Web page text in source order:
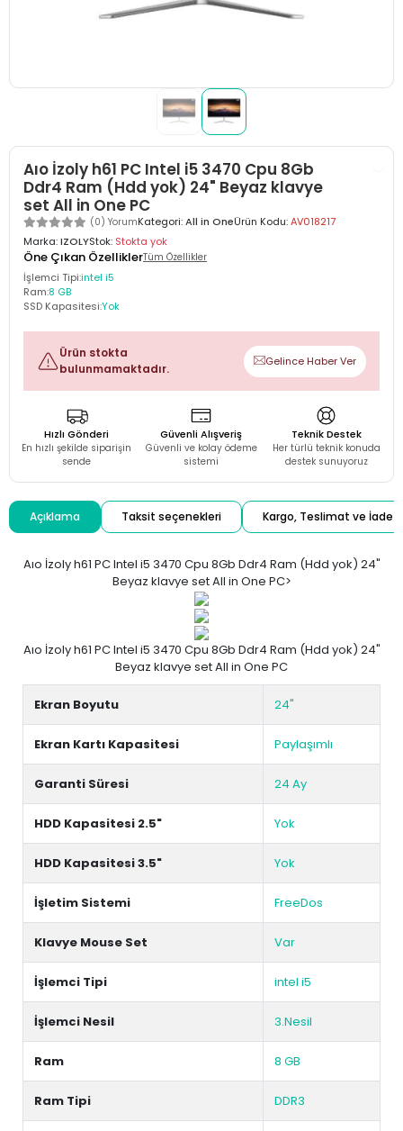
Aıo İzoly h61 PC Intel i5 3470 Cpu 8Gb
Ddr4 Ram (Hdd yok) 24" Beyaz klavye
set All in One PC
(0) YorumKategori:All in OneÜrün Kodu:AV018217
Marka:IZOLYStok: Stokta yok
Öne Çıkan ÖzelliklerTüm Özellikler
İşlemci Tipi:intel i5
Ram:8 GB
SSD Kapasitesi:Yok
Ürün stokta
bulunmamaktadır.
Gelince Haber Ver
Hızlı Gönderi
En hızlı şekilde siparişin
sende
Güvenli Alışveriş
Güvenli ve kolay ödeme
sistemi
Teknik Destek
Her türlü teknik konuda
destek sunuyoruz
Açıklama Taksit seçenekleri Kargo, Teslimat ve İade
Aıo İzoly h61 PC Intel i5 3470 Cpu 8Gb Ddr4 Ram (Hdd yok) 24"
Beyaz klavye set All in One PC>
Aıo İzoly h61 PC Intel i5 3470 Cpu 8Gb Ddr4 Ram (Hdd yok) 24"
Beyaz klavye set All in One PC
Ekran Boyutu 24"
Ekran Kartı Kapasitesi Paylaşımlı
Garanti Süresi 24 Ay
HDD Kapasitesi 2.5" Yok
HDD Kapasitesi 3.5" Yok
İşletim Sistemi FreeDos
Klavye Mouse Set Var
İşlemci Tipi intel i5
İşlemci Nesil 3.Nesil
Ram 8 GB
Ram Tipi DDR3